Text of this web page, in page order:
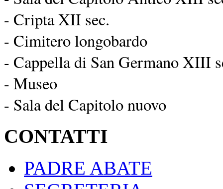
- Cripta XII sec.
- Cimitero longobardo
- Cappella di San Germano XIII
- Museo
- Sala del Capitolo nuovo
CONTATTI
PADRE ABATE